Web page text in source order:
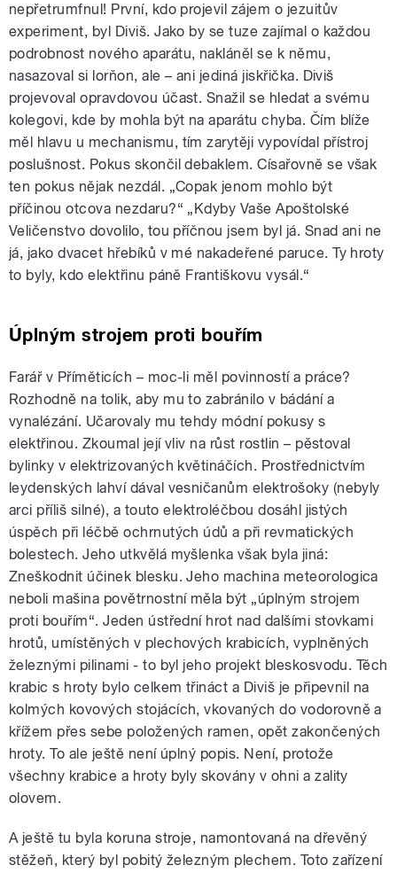
nepřetrumfnul! První, kdo projevil zájem o jezuitův
experiment, byl Diviš. Jako by se tuze zajímal o každou
podrobnost nového aparátu, nakláněl se k němu,
nasazoval si lorňon, ale – ani jediná jiskřička. Diviš
projevoval opravdovou účast. Snažil se hledat a svému
kolegovi, kde by mohla být na aparátu chyba. Čím blíže
měl hlavu u mechanismu, tím zarytěji vypovídal přístroj
poslušnost. Pokus skončil debaklem. Císařovně se však
ten pokus nějak nezdál. „Copak jenom mohlo být
příčinou otcova nezdaru?“ „Kdyby Vaše Apoštolské
Veličenstvo dovolilo, tou příčnou jsem byl já. Snad ani ne
já, jako dvacet hřebíků v mé nakadeřené paruce. Ty hroty
to byly, kdo elektřinu páně Františkovu vysál.“
Úplným strojem proti bouřím
Farář v Příměticích – moc-li měl povinností a práce?
Rozhodně na tolik, aby mu to zabránilo v bádání a
vynalézání. Učarovaly mu tehdy módní pokusy s
elektřinou. Zkoumal její vliv na růst rostlin – pěstoval
bylinky v elektrizovaných květináčích. Prostřednictvím
leydenských lahví dával vesničanům elektrošoky (nebyly
arci příliš silné), a touto elektroléčbou dosáhl jistých
úspěch při léčbě ochrnutých údů a při revmatických
bolestech. Jeho utkvělá myšlenka však byla jiná:
Zneškodnit účinek blesku. Jeho machina meteorologica
neboli mašina povětrnostní měla být „úplným strojem
proti bouřím“. Jeden ústřední hrot nad dalšími stovkami
hrotů, umístěných v plechových krabicích, vyplněných
železnými pilinami - to byl jeho projekt bleskosvodu. Těch
krabic s hroty bylo celkem třináct a Diviš je připevnil na
kolmých kovových stojácích, vkovaných do vodorovně a
křížem přes sebe položených ramen, opět zakončených
hroty. To ale ještě není úplný popis. Není, protože
všechny krabice a hroty byly skovány v ohni a zality
olovem.
A ještě tu byla koruna stroje, namontovaná na dřevěný
stěžeň, který byl pobitý železným plechem. Toto zařízení